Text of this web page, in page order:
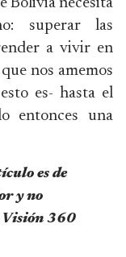
Bolivia necesita
superar las
a vivir en
nos amemos
es- hasta el
entonces una
es de
y no
Visión 360